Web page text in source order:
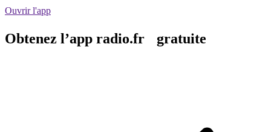
Ouvrir l'app
Obtenez l’app radio.fr gratuite